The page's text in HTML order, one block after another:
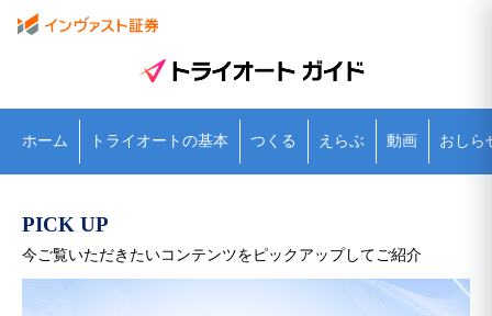
ホーム トライオートの基本 つくる えらぶ 動画 おしら
PICK UP
今ご覧いただきたいコンテンツをピックアップしてご紹介